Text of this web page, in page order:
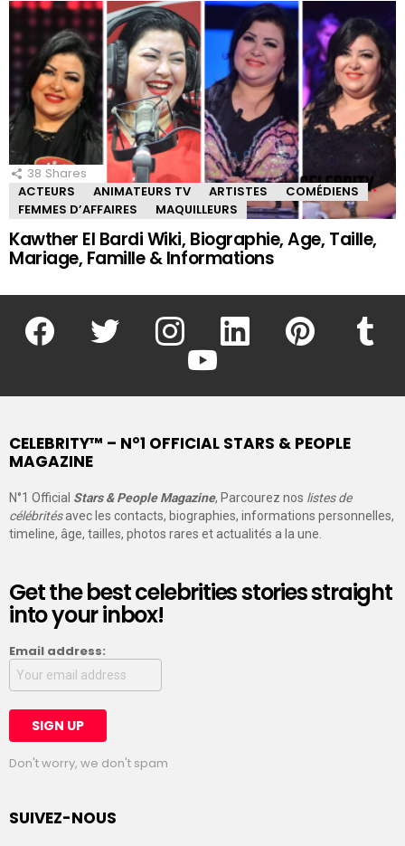
38 Shares
ACTEURS
ANIMATEURS TV ARTISTES
COMÉDIENS
FEMMES D’AFFAIRES
MAQUILLEURS
Kawther El Bardi Wiki, Biographie, Age, Taille,
Mariage, Famille & Informations
facebook twitter instagram linkedin pinterest
youtube
CELEBRITY™ – N°1 OFFICIAL STARS & PEOPLE
MAGAZINE
N°1 Official Stars & People Magazine, Parcourez nos listes de
célébritésavec les contacts, biographies, informations personnelles,
timeline, âge, tailles, photos rares et actualités a la une.
Get the best celebrities stories straight
into your inbox!
Email address:
Don't worry, we don't spam
SUIVEZ-NOUS